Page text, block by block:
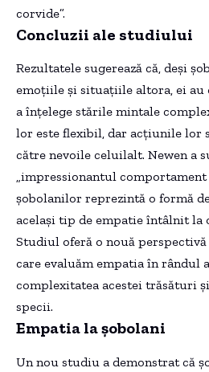
corvide”.
Concluzii ale studiului
Rezultatele sugerează că, deși
emoțiile și situațiile altora, ei au
a înțelege stările mintale
lor este flexibil, dar acțiunile lor
către nevoile celuilalt. Newen a
„impressionantul
șobolanilor reprezintă o formă
același tip de empatie întâlnit la
Studiul oferă o nouă
care evaluăm empatia în rândul
complexitatea acestei trăsături
specii.
Empatia la șobolani
Un nou studiu a demonstrat că